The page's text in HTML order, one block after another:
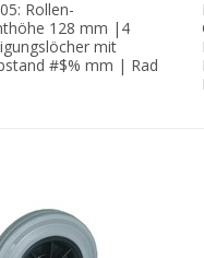
Rollen-
128 mm |4
mit
#$% mm | Rad